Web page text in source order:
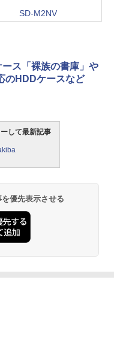
SD-M2NV
ス「裸族の書庫」や
のHDDケースなど
して最新記事
優先表示させる